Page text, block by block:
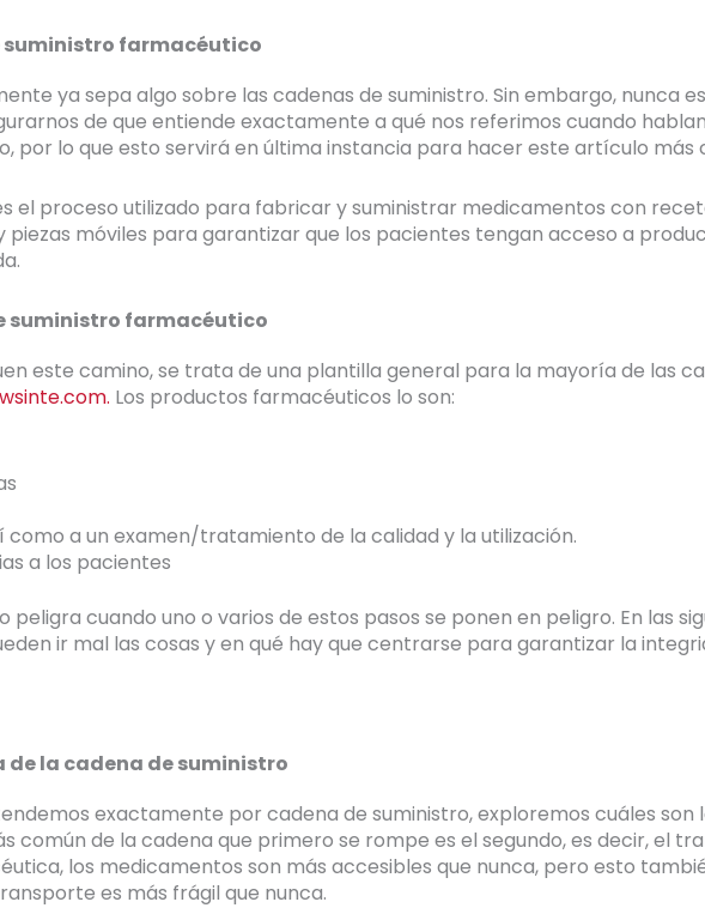
suministro farmacéutico
ya sepa algo sobre las cadenas de suministro. Sin embargo, nunca
de que entiende exactamente a qué nos referimos cuando
por lo que esto servirá en última instancia para hacer este artículo más
el proceso utilizado para fabricar y suministrar medicamentos con
móviles para garantizar que los pacientes tengan acceso a
suministro farmacéutico
este camino, se trata de una plantilla general para la mayoría de las
Los productos farmacéuticos lo son:
como a un examen/tratamiento de la calidad y la utilización.
a los pacientes
peligra cuando uno o varios de estos pasos se ponen en peligro. En las
ir mal las cosas y en qué hay que centrarse para garantizar la
de la cadena de suministro
exactamente por cadena de suministro, exploremos cuáles
común de la cadena que primero se rompe es el segundo, es decir, el
los medicamentos son más accesibles que nunca, pero esto
es más frágil que nunca.